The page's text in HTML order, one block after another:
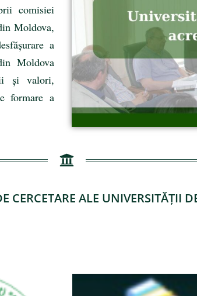
comisiei
Moldova,
a
Moldova
și valori,
formare a
CERCETARE ALE UNIVERSITĂȚII